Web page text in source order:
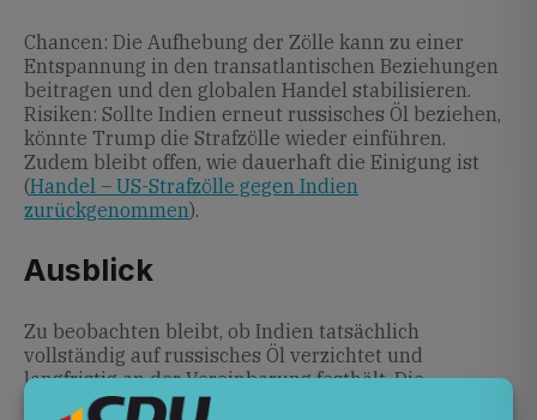
Chancen: Die Aufhebung der Zölle kann zu einer
Entspannung in den transatlantischen Beziehungen
beitragen und den globalen Handel stabilisieren.
Risiken: Sollte Indien erneut russisches Öl beziehen,
könnte Trump die Strafzölle wieder einführen.
Zudem bleibt offen, wie dauerhaft die Einigung ist
(Handel – US-Strafzölle gegen Indien
zurückgenommen).
Ausblick
Zu beobachten bleibt, ob Indien tatsächlich
vollständig auf russisches Öl verzichtet und
langfristig an der Vereinbarung festhält. Die
Entscheidung zeigt, wie die USA ökonomische Hebel